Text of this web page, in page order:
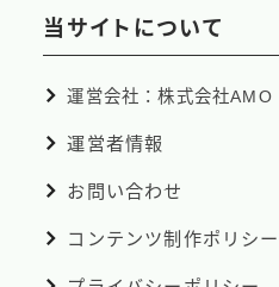
当サイトについて
運営会社：株式会社AMO
運営者情報
お問い合わせ
コンテンツ制作ポリシー